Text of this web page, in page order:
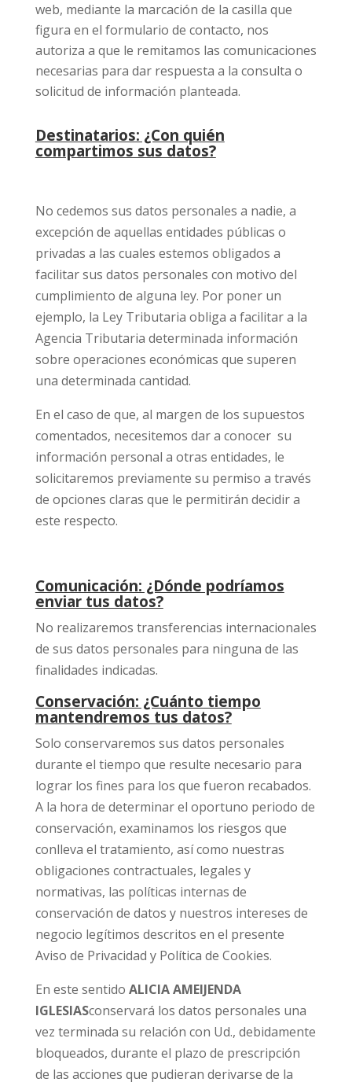
web, mediante la marcación de la casilla que
figura en el formulario de contacto, nos
autoriza a que le remitamos las comunicaciones
necesarias para dar respuesta a la consulta o
solicitud de información planteada.
Destinatarios: ¿Con quién
compartimos sus datos?
No cedemos sus datos personales a nadie, a
excepción de aquellas entidades públicas o
privadas a las cuales estemos obligados a
facilitar sus datos personales con motivo del
cumplimiento de alguna ley. Por poner un
ejemplo, la Ley Tributaria obliga a facilitar a la
Agencia Tributaria determinada información
sobre operaciones económicas que superen
una determinada cantidad.
En el caso de que, al margen de los supuestos
comentados, necesitemos dar a conocer su
información personal a otras entidades, le
solicitaremos previamente su permiso a través
de opciones claras que le permitirán decidir a
este respecto.
Comunicación: ¿Dónde podríamos
enviar tus datos?
No realizaremos transferencias internacionales
de sus datos personales para ninguna de las
finalidades indicadas.
Conservación: ¿Cuánto tiempo
mantendremos tus datos?
Solo conservaremos sus datos personales
durante el tiempo que resulte necesario para
lograr los fines para los que fueron recabados.
A la hora de determinar el oportuno periodo de
conservación, examinamos los riesgos que
conlleva el tratamiento, así como nuestras
obligaciones contractuales, legales y
normativas, las políticas internas de
conservación de datos y nuestros intereses de
negocio legítimos descritos en el presente
Aviso de Privacidad y Política de Cookies.
En este sentido ALICIA AMEIJENDA
IGLESIASconservará los datos personales una
vez terminada su relación con Ud., debidamente
bloqueados, durante el plazo de prescripción
de las acciones que pudieran derivarse de la